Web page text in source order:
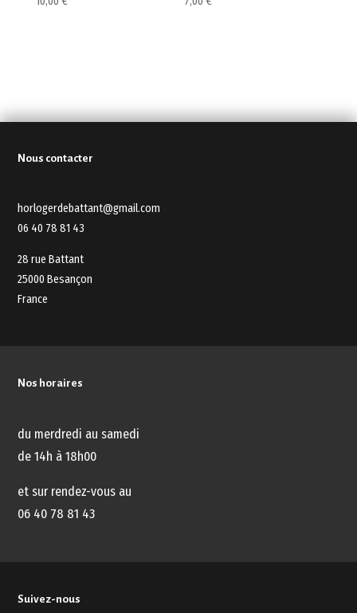
Nous contacter
horlogerdebattant@gmail.com
06 40 78 81 43
28 rue Battant
25000 Besançon
France
Nos horaires
du merdredi au samedi
de 14h à 18h00
et sur rendez-vous au
06 40 78 81 43
Suivez-nous